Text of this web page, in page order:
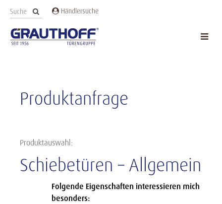
Händlersuche
Produktanfrage
Produktauswahl:
Schiebetüren – Allgemein
Folgende Eigenschaften interessieren mich
besonders: